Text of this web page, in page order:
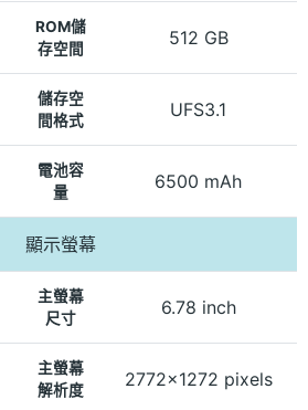
ROM儲
存空間
512 GB
儲存空
間格式
UFS3.1
電池容
量
6500 mAh
顯示螢幕
主螢幕
尺寸
6.78 inch
主螢幕
解析度
2772x1272 pixels